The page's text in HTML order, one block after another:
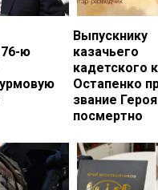
76-ю
Выпускнику
казачьего
кадетского
Остапенко
звание
посмертно